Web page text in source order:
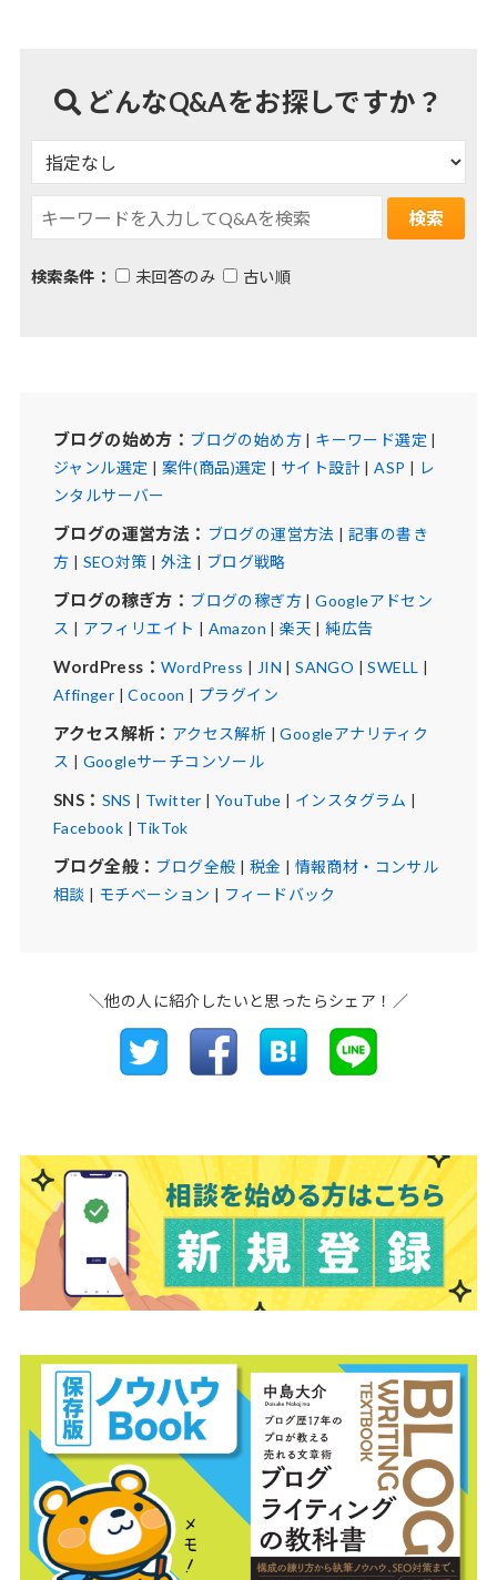
どんなQ&Aをお探しですか？
検索条件： 未回答のみ 古い順
ブログの始め方： ブログの始め方| キーワード選定 |
ジャンル選定 | 案件(商品)選定 | サイト設計|ASP | レ
ンタルサーバー
ブログの運営方法： ブログの運営方法 | 記事の書き
方 | SEO対策 | 外注 | ブログ戦略
ブログの稼ぎ方： ブログの稼ぎ方|Googleアドセン
ス | アフィリエイト | Amazon |楽天 |純広告
WordPress： WordPress | JIN |SANGO |SWELL |
Affinger |Cocoon | プラグイン
アクセス解析： アクセス解析 |Googleアナリティク
ス | Googleサーチコンソール
SNS： SNS | Twitter | YouTube | インスタグラム |
Facebook | TikTok
ブログ全般： ブログ全般 | 税金 | 情報商材・コンサル
相談 | モチベーション | フィードバック
＼他の人に紹介したいと思ったらシェア！／